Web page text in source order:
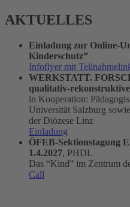
AKTUELLES
Einladung zur Online-
Kinderschutz”
Infoflyer mit
WERKSTATT.
qualitativ-
in Kooperation:
Universität Salzburg
der Diözese Linz
Einladung
ÖFEB-Sektionstagung
1.4.2027, PHDL
Das “Kind” im Zentrum
Call